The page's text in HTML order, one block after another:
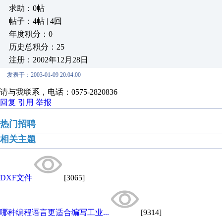
求助：0帖
帖子：4帖 | 4回
年度积分：0
历史总积分：25
注册：2002年12月28日
发表于：2003-01-09 20:04:00
请与我联系，电话：0575-2820836
回复 引用 举报
热门招聘
相关主题
DXF文件 [3065]
哪种编程语言更适合编写工业... [9314]